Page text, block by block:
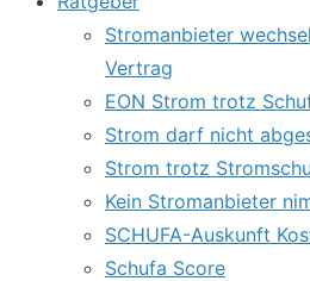
Stromanbieter
Vertrag
EON Strom trotz
Strom darf nicht
Strom trotz
Kein Stromanbieter
SCHUFA-Auskunft
Schufa Score